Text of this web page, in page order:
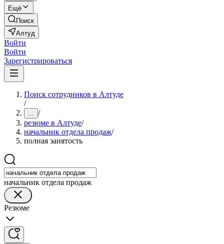
Ещё
Поиск
Алтуд
Войти
Войти
Зарегистрироваться
Поиск сотрудников в Алтуде
/
... /
резюме в Алтуде/
начальник отдела продаж/
полная занятость
начальник отдела продаж
Резюме